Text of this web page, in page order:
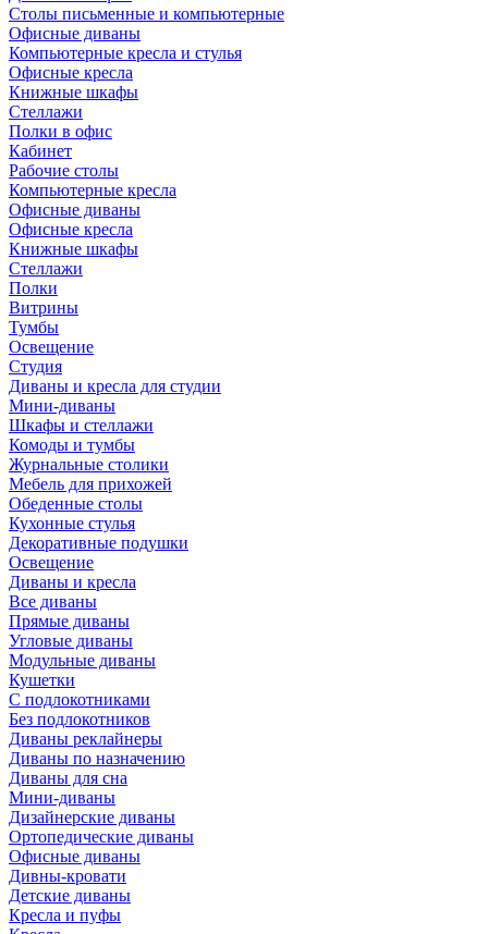
Столы письменные и компьютерные
Офисные диваны
Компьютерные кресла и стулья
Офисные кресла
Книжные шкафы
Стеллажи
Полки в офис
Кабинет
Рабочие столы
Компьютерные кресла
Офисные диваны
Офисные кресла
Книжные шкафы
Стеллажи
Полки
Витрины
Тумбы
Освещение
Студия
Диваны и кресла для студии
Мини-диваны
Шкафы и стеллажи
Комоды и тумбы
Журнальные столики
Мебель для прихожей
Обеденные столы
Кухонные стулья
Декоративные подушки
Освещение
Диваны и кресла
Все диваны
Прямые диваны
Угловые диваны
Модульные диваны
Кушетки
С подлокотниками
Без подлокотников
Диваны реклайнеры
Диваны по назначению
Диваны для сна
Мини-диваны
Дизайнерские диваны
Ортопедические диваны
Офисные диваны
Дивны-кровати
Детские диваны
Кресла и пуфы